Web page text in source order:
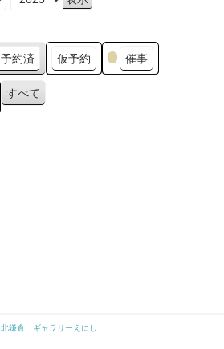
予約済 仮予約 催事
すべて
北鎌倉 ギャラリーえにし